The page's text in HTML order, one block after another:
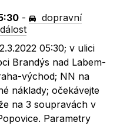
-
dopravní
05:30; v ulici
Brandýs nad Labem-
východ; NN na
náklady; očekávejte
na 3 soupravách v
Parametry